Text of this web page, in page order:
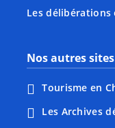
Les délibérations
Nos autres sites
Tourisme en
Les Archives